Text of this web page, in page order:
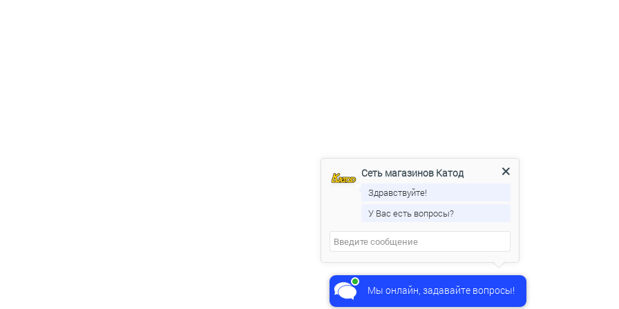
Мы онлайн, задавайте вопросы!
Сеть магазинов Катод
Здравствуйте!
У Вас есть вопросы?
Сеть магазинов Катод